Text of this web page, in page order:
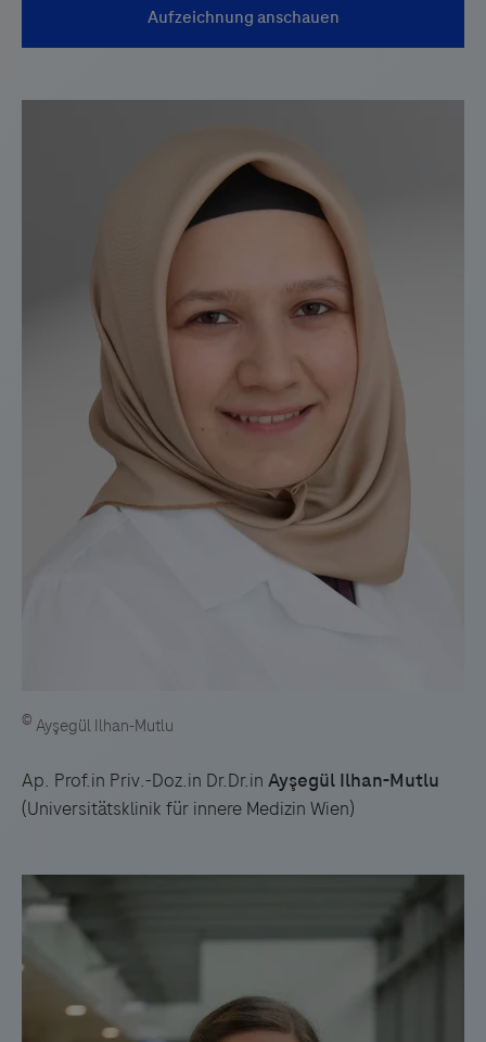
© Ayşegül Ilhan-Mutlu
Ap. Prof.in Priv.-Doz.in Dr.Dr.in Ayşegül Ilhan-Mutlu
(Universitätsklinik für innere Medizin Wien)